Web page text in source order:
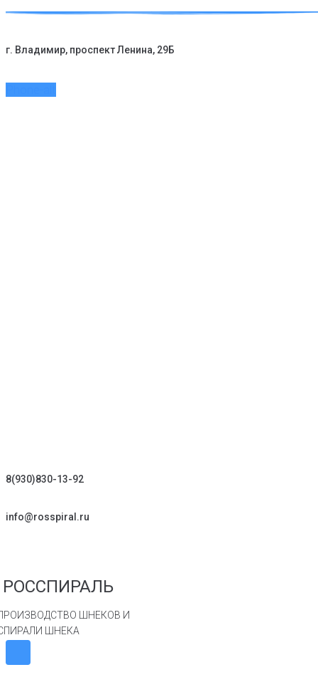
Перейти
г. Владимир, проспект Ленина, 29Б
8(930)830-13-92
info@rosspiral.ru
РОССПИРАЛЬ
ШНЕКОВ И
ШНЕКА